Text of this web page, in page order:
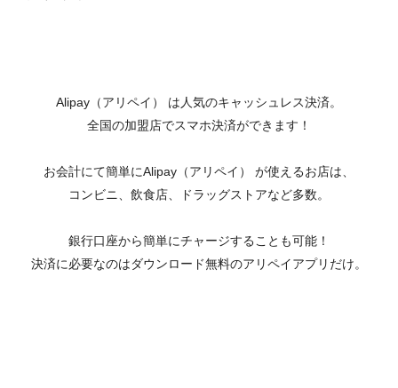
Alipay（アリペイ） は人気のキャッシュレス決済。
全国の加盟店でスマホ決済ができます！
お会計にて簡単にAlipay（アリペイ） が使えるお店は、
コンビニ、飲食店、ドラッグストアなど多数。
銀行口座から簡単にチャージすることも可能！
決済に必要なのはダウンロード無料のアリペイアプリだけ。